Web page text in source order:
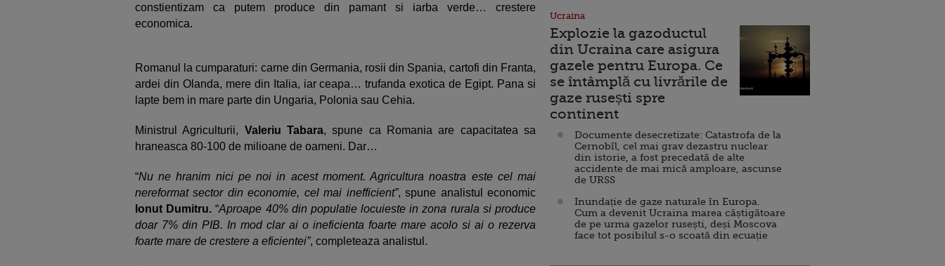
constientizam ca putem produce din pamant si iarba verde… crestere
economica.
Romanul la cumparaturi: carne din Germania, rosii din Spania, cartofi din Franta,
ardei din Olanda, mere din Italia, iar ceapa… trufanda exotica de Egipt. Pana si
lapte bem in mare parte din Ungaria, Polonia sau Cehia.
Ministrul Agriculturii, Valeriu Tabara, spune ca Romania are capacitatea sa
hraneasca 80-100 de milioane de oameni. Dar
“Nu ne hranim nici pe noi in acest moment. Agricultura noastra este cel mai
nereformat sector din economie, cel mai inefficient”, spune analistul economic
Ionut Dumitru. “Aproape 40% din populatie locuieste in zona rurala si produce
doar 7% din PIB. In mod clar ai o ineficienta foarte mare acolo si ai o rezerva
foarte mare de crestere a eficientei”, completeaza analistul.
Ucraina
Explozie la gazoductul
din Ucraina care asigura
gazele pentru Europa. Ce
se întâmplă cu livrările de
gaze rusești spre
continent
Documente desecretizate: Catastrofa de la
Cernobîl, cel mai grav dezastru nuclear
din istorie, a fost precedată de alte
accidente de mai mică amploare, ascunse
de URSS
Inundație de gaze naturale în Europa.
Cum a devenit Ucraina marea câștigătoare
de pe urma gazelor rusești, deși Moscova
face tot posibilul s-o scoată din ecuație